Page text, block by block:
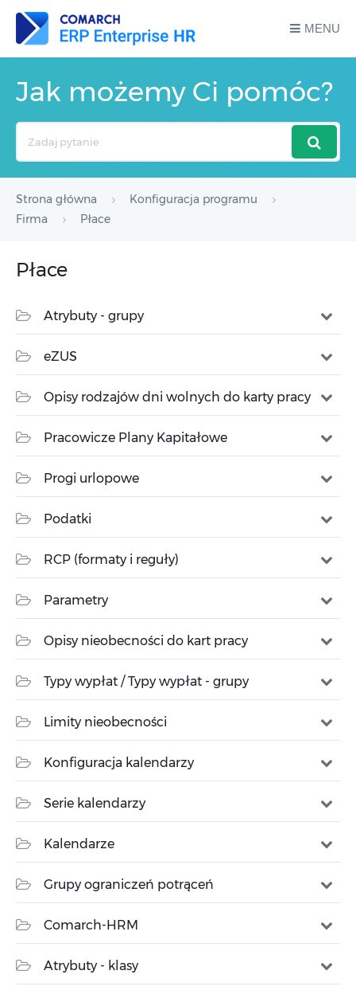
MENU
Jak możemy Ci pomóc?
Strona główna
Konfiguracja programu
Firma
Płace
Płace
Atrybuty - grupy
eZUS
Opisy rodzajów dni wolnych do karty pracy
Pracowicze Plany Kapitałowe
Progi urlopowe
Podatki
RCP (formaty i reguły)
Parametry
Opisy nieobecności do kart pracy
Typy wypłat / Typy wypłat - grupy
Limity nieobecności
Konfiguracja kalendarzy
Serie kalendarzy
Kalendarze
Grupy ograniczeń potrąceń
Comarch-HRM
Atrybuty - klasy